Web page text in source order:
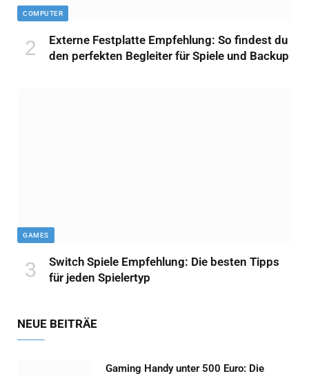
COMPUTER
Externe Festplatte Empfehlung: So findest du
den perfekten Begleiter für Spiele und Backup
GAMES
Switch Spiele Empfehlung: Die besten Tipps
für jeden Spielertyp
NEUE BEITRÄE
Gaming Handy unter 500 Euro: Die